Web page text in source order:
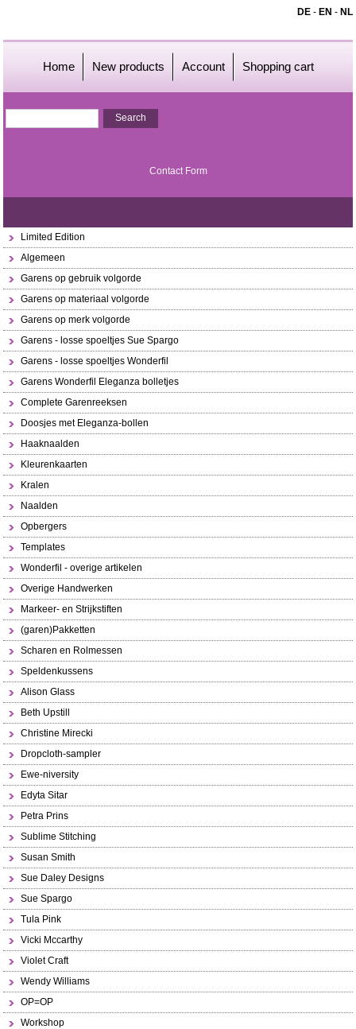
DE- EN - NL
Home New products Account Shopping cart
Contact Form
Limited Edition
Algemeen
Garens op gebruik volgorde
Garens op materiaal volgorde
Garens op merk volgorde
Garens - losse spoeltjes Sue Spargo
Garens - losse spoeltjes Wonderfil
Garens Wonderfil Eleganza bolletjes
Complete Garenreeksen
Doosjes met Eleganza-bollen
Haaknaalden
Kleurenkaarten
Kralen
Naalden
Opbergers
Templates
Wonderfil - overige artikelen
Overige Handwerken
Markeer- en Strijkstiften
(garen)Pakketten
Scharen en Rolmessen
Speldenkussens
Alison Glass
Beth Upstill
Christine Mirecki
Dropcloth-sampler
Ewe-niversity
Edyta Sitar
Petra Prins
Sublime Stitching
Susan Smith
Sue Daley Designs
Sue Spargo
Tula Pink
Vicki Mccarthy
Violet Craft
Wendy Williams
OP=OP
Workshop